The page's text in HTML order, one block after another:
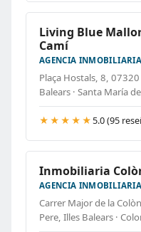
Living Blue
Camí
AGENCIA INMOBILIARIA
Plaça Hostals, 8,
Balears · Santa María
★★★★★ 5.0 (95
Inmobiliaria
AGENCIA INMOBILIARIA
Carrer Major de la
Pere, Illes Balears ·